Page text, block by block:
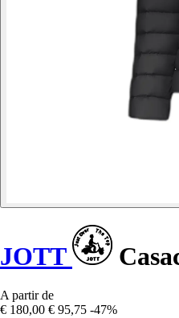
JOTT
A partir de
€ 180,00 € 95,75 -47%